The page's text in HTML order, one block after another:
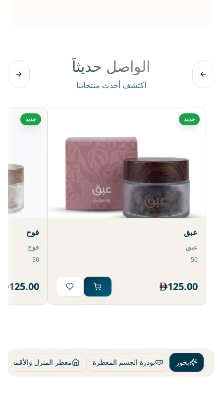
الواصل حديثاً
اكتشف أحدث منتجاتنا
جديد
عبق
عبق
125.00
جديد
فوح
فوح
125.00
بخور بودرة الجسم المعطرة معطر المنزل والأقمشة